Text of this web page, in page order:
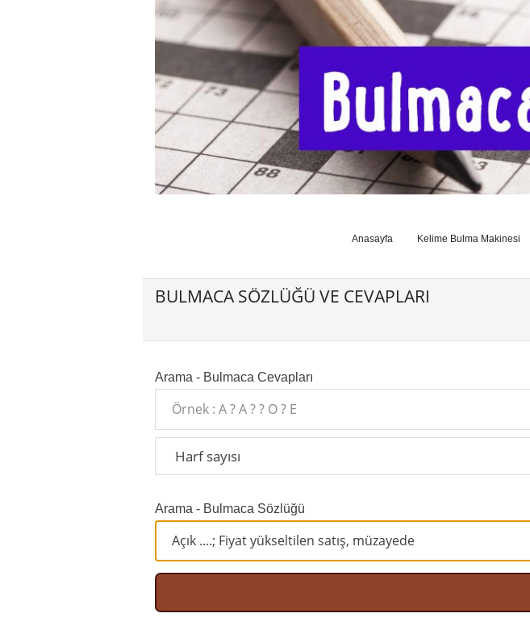
Anasayfa Kelime Bulma Makinesi
BULMACA SÖZLÜĞÜ VE CEVAPLARI
Arama - Bulmaca Cevapları
Arama - Bulmaca Sözlüğü